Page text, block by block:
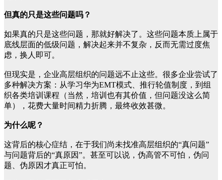
但真的只是这些问题吗？
如果真的只是这些问题，那就好解决了。这些问题本质上属于
底线层面的低级问题，解决起来并不复杂，反而无需过度焦
虑，换人即可。
但现实是，企业高层组织的问题远不止这些。很多企业尝试了
多种解决方案：从学习华为EMT模式、推行轮值制度，到组
织各类培训课程（当然，培训也有其价值，但问题没这么简
单），花费大量时间精力折腾，最终收效甚微。
为什么呢？
这背后的核心症结，在于我们尚未找准高层组织的“真问题”
与问题背后的“真原因”。甚至可以说，伪高管不可怕，伪问
题、伪原因才真正可怕。